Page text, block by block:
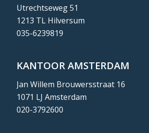
Utrechtseweg 51
1213 TL Hilversum
035-6239819
KANTOOR AMSTERDAM
Jan Willem Brouwersstraat 16
1071 LJ Amsterdam
020-3792600